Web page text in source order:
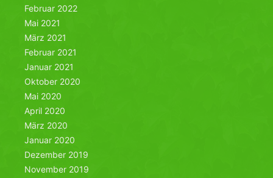
Februar 2022
Mai 2021
März 2021
Februar 2021
Januar 2021
Oktober 2020
Mai 2020
April 2020
März 2020
Januar 2020
Dezember 2019
November 2019